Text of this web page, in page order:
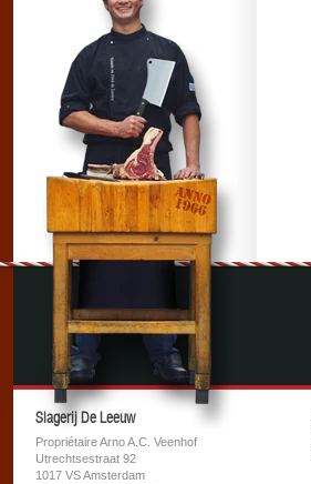
Slagerij De Leeuw
Propriétaire Arno A.C. Veenhof
Utrechtsestraat 92
1017 VS Amsterdam